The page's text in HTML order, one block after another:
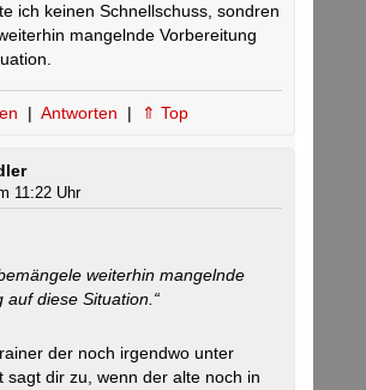
ich keinen Schnellschuss, sondren
mangelnde Vorbereitung
| Antworten | ⇑ Top
11:22 Uhr
weiterhin mangelnde
auf diese Situation.“
der noch irgendwo unter
sagt dir zu, wenn der alte noch in